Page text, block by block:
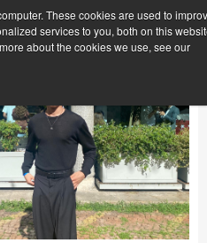
These cookies are used to
services to you, both on this
about the cookies we use, see our